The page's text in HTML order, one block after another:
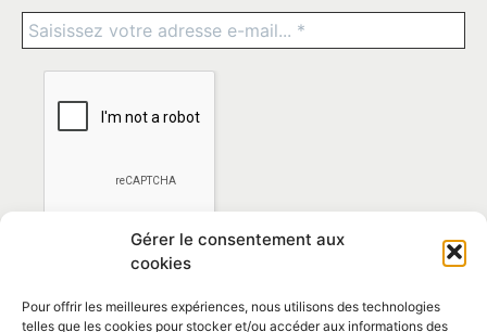
Gérer le consentement aux
cookies
Pour offrir les meilleures expériences, nous utilisons des technologies
telles que les cookies pour stocker et/ou accéder aux informations des